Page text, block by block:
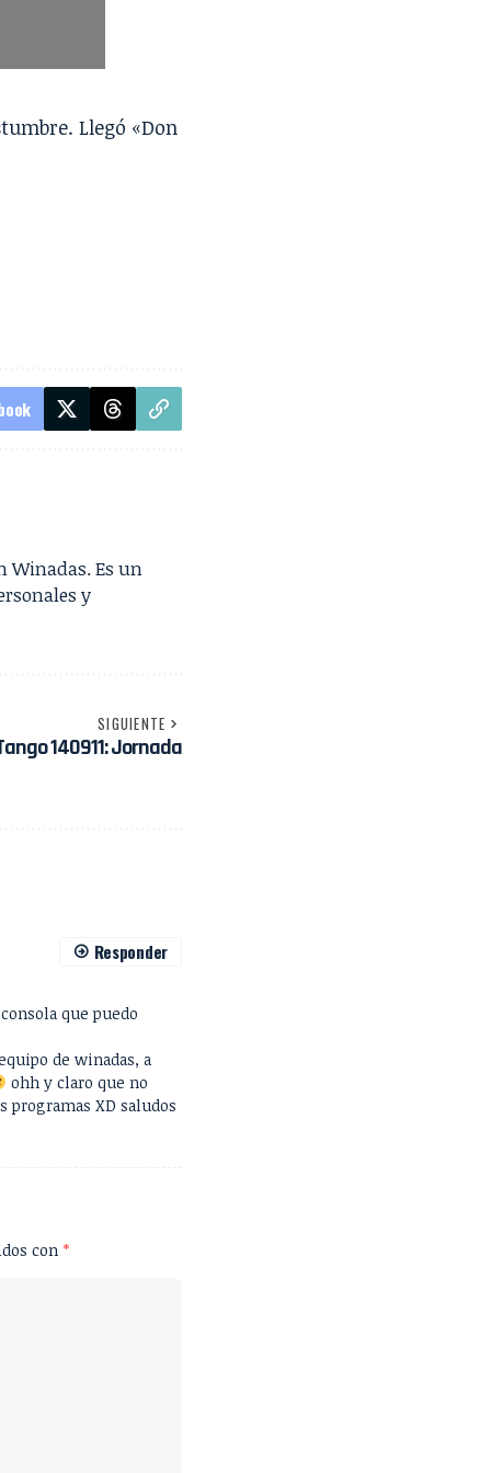
Llegó «Don
Winadas. Es un
y
SIGUIENTE
140911: Jornada
que puedo
de winadas, a
ohh y claro que no
programas XD saludos
Responder
con *